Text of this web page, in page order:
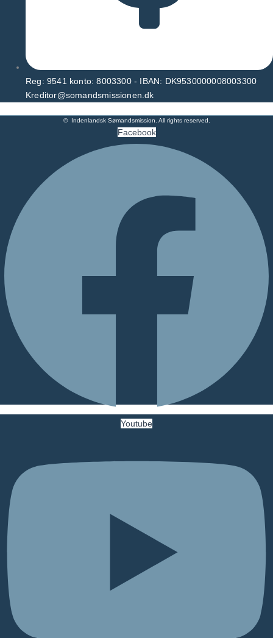
Reg: 9541 konto: 8003300 - IBAN: DK9530000008003300
Kreditor@somandsmissionen.dk
© Indenlandsk Sømandsmission. All rights reserved.
Facebook
Youtube